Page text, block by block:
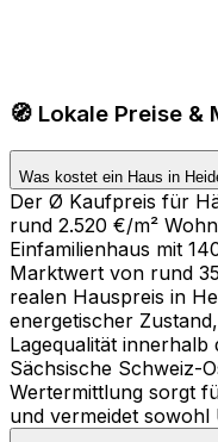
🧭 Lokale Preise &
Was kostet ein Haus in
Der Ø Kaufpreis für
rund 2.520 €/m²
Einfamilienhaus mit
Marktwert von rund
realen Hauspreis in
energetischer
Lagequalität innerhalb
Sächsische Schweiz-
Wertermittlung sorgt
und vermeidet